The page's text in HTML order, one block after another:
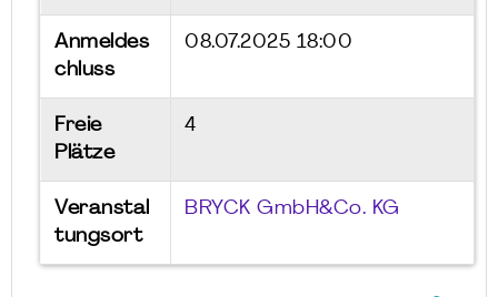
Anmeldes
chluss
08.07.2025 18:00
Freie
Plätze
4
Veranstal
tungsort
BRYCK GmbH&Co. KG